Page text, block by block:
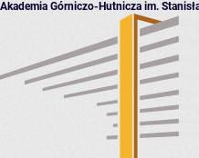
Akademia Górniczo-Hutnicza im.